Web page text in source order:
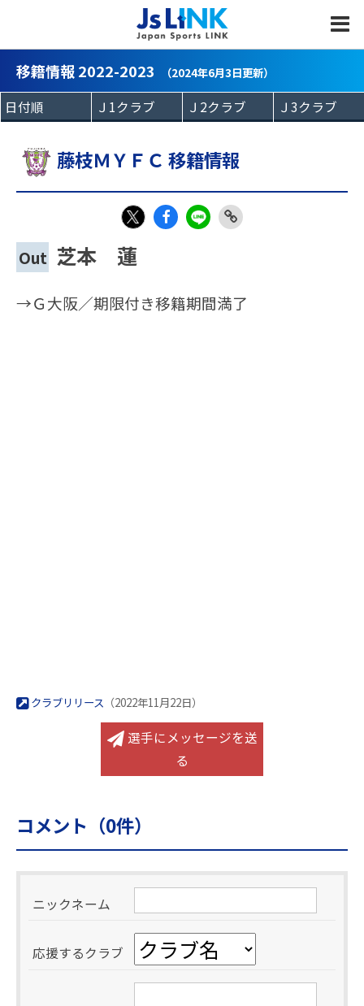
移籍情報 2022-2023 （2024年6月3日更新）
藤枝ＭＹＦＣ 移籍情報
X
k
Out 芝本 蓮
→Ｇ大阪／期限付き移籍期間満了
クラブリリース （2022年11月22日）
選手にメッセージを送
る
コメント（0件）
ニックネーム
応援するクラブ